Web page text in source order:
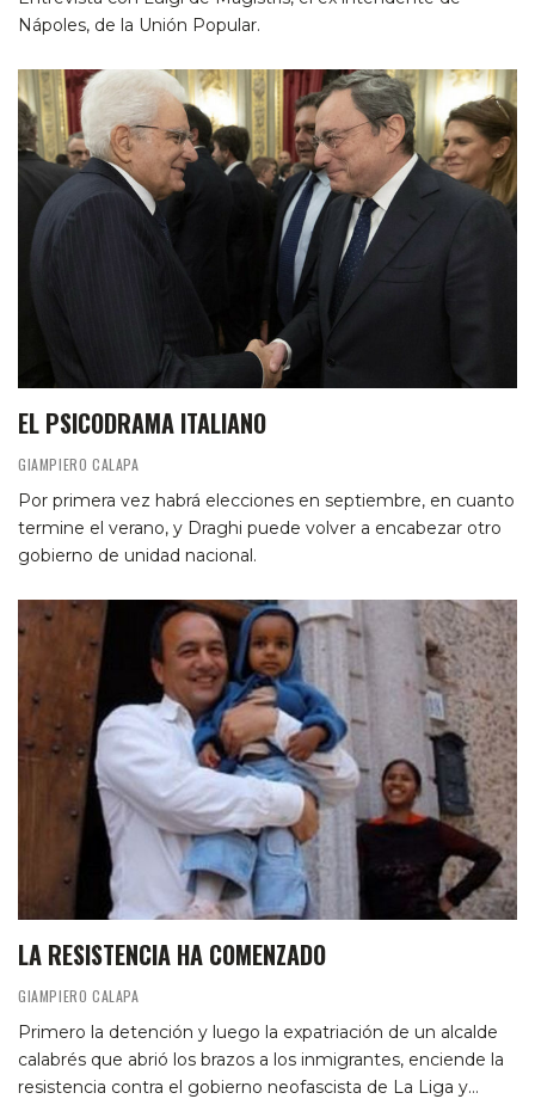
Nápoles, de la Unión Popular.
EL PSICODRAMA ITALIANO
GIAMPIERO CALAPA
Por primera vez habrá elecciones en septiembre, en cuanto
termine el verano, y Draghi puede volver a encabezar otro
gobierno de unidad nacional.
LA RESISTENCIA HA COMENZADO
GIAMPIERO CALAPA
Primero la detención y luego la expatriación de un alcalde
calabrés que abrió los brazos a los inmigrantes, enciende la
resistencia contra el gobierno neofascista de La Liga y…